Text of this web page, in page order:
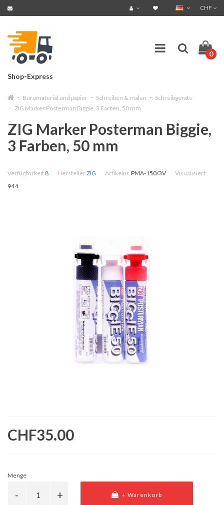
CHF
Shop-Express
0
Büromaterial und papier Schreiben & malen
Schreibgeräte
ZIG Marker Posterman Biggie, 3 Farben, 50 mm
ZIG Marker Posterman Biggie,
3 Farben, 50 mm
Verfügbarkeit8 HerstellerZIG Artikelnr. PMA-150/3V
Visualisiert:
944
CHF35.00
Menge
+ Warenkorb